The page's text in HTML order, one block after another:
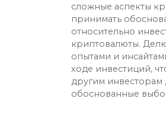
сложные аспекты
принимать
относительно
криптовалюты.
опытами и
ходе инвестиций,
другим инвесторам
обоснованные